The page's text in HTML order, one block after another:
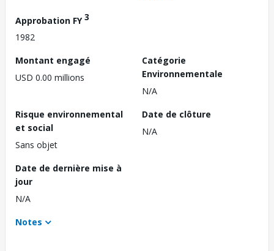
Approbation FY3
1982
Montant engagé
USD 0.00 millions
Catégorie
Environnementale
N/A
Risque environnemental
et social
Sans objet
Date de clôture
N/A
Date de dernière mise à
jour
N/A
Notes